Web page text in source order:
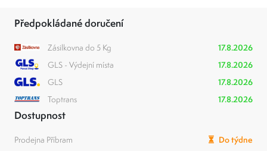
Předpokládané doručení
Zásilkovna do 5 Kg
17.8.2026
GLS - Výdejní místa
17.8.2026
GLS
17.8.2026
Toptrans
17.8.2026
Dostupnost
Prodejna Příbram
Do týdne